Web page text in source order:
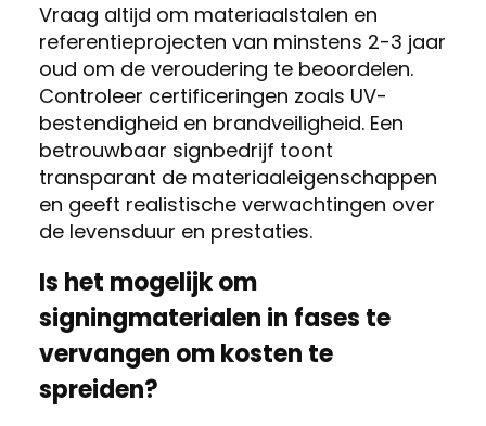
Vraag altijd om materiaalstalen en
referentieprojecten van minstens 2-3 jaar
oud om de veroudering te beoordelen.
Controleer certificeringen zoals UV-
bestendigheid en brandveiligheid. Een
betrouwbaar signbedrijf toont
transparant de materiaaleigenschappen
en geeft realistische verwachtingen over
de levensduur en prestaties.
Is het mogelijk om
signingmaterialen in fases te
vervangen om kosten te
spreiden?